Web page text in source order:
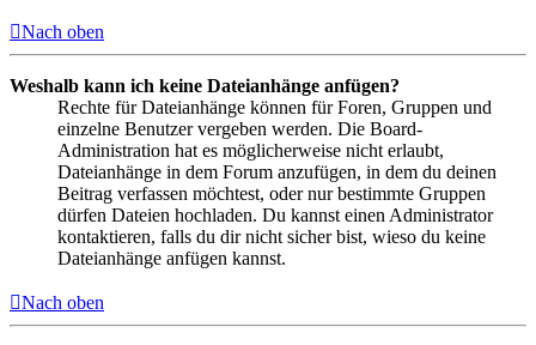
Nach oben
Weshalb kann ich keine Dateianhänge anfügen?
Rechte für Dateianhänge können für Foren, Gruppen und
einzelne Benutzer vergeben werden. Die Board-
Administration hat es möglicherweise nicht erlaubt,
Dateianhänge in dem Forum anzufügen, in dem du deinen
Beitrag verfassen möchtest, oder nur bestimmte Gruppen
dürfen Dateien hochladen. Du kannst einen Administrator
kontaktieren, falls du dir nicht sicher bist, wieso du keine
Dateianhänge anfügen kannst.
Nach oben